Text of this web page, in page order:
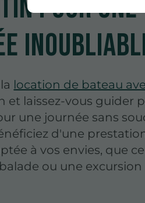
pour une
location de bateau
et laissez-vous guider
une journée sans
d'une
à vos envies, que
ou une excursion